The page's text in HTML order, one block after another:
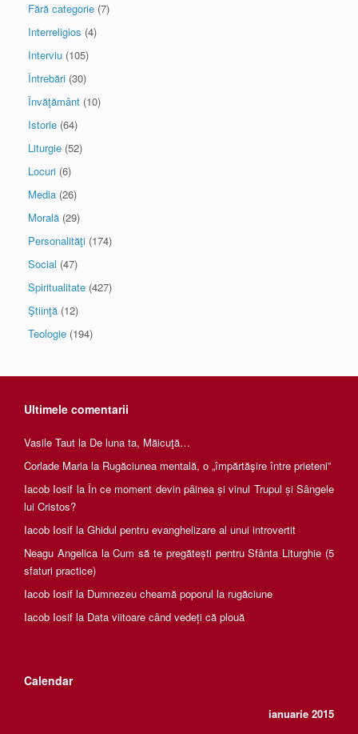
Fără categorie (7)
Interreligios (4)
Interviu (105)
Întrebări (30)
Învăţământ (10)
Istorie (64)
Liturgie (52)
Locuri (6)
Media (26)
Morală (29)
Personalităţi (174)
Social (47)
Spiritualitate (427)
Ştiinţă (12)
Teologie (194)
Ultimele comentarii
Vasile Taut la De luna ta, Măicuţă…
Corlade Maria la Rugăciunea mentală, o „împărtăşire între prieteni”
Iacob Iosif la În ce moment devin pâinea și vinul Trupul și Sângele
lui Cristos?
Iacob Iosif la Ghidul pentru evanghelizare al unui introvertit
Neagu AngelicalaCum să te pregătești pentru Sfânta Liturghie (5
sfaturi practice)
Iacob Iosif la Dumnezeu cheamă poporul la rugăciune
Iacob Iosif la Data viitoare când vedeți că plouă
Calendar
ianuarie 2015